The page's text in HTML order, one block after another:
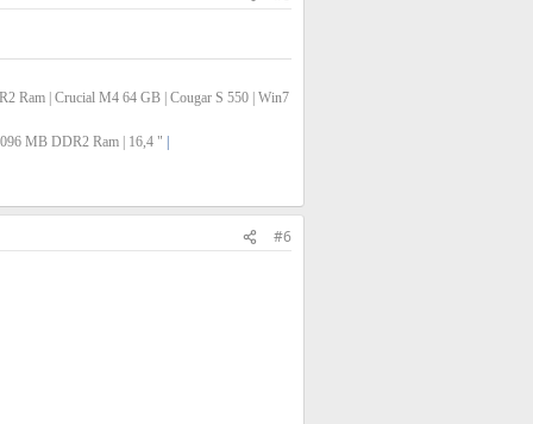
Ram | Crucial M4 64 GB | Cougar S 550 | Win7
MB DDR2 Ram | 16,4 " |
#6